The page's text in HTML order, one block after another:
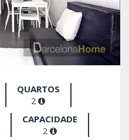
QUARTOS
2
CAPACIDADE
2